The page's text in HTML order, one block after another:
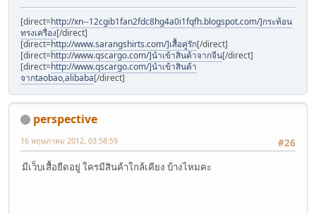
[direct=http://xn--12cgib1fan2fdc8hg4a0i1fqfh.blogspot.com/]กระท้อน
ทรงเครื่อง[/direct]
[direct=http://www.sarangshirts.com/]เสื้อคู่รัก[/direct]
[direct=http://www.qscargo.com/]นำเข้าสินค้าจากจีน[/direct]
[direct=http://www.qscargo.com/]นำเข้าสินค้า
จากtaobao,alibaba[/direct]
perspective
#26
16 พฤษภาคม 2012, 03:58:59
มีเว็บเสื้อยืดอยู่ ใครมีสินค้าใกล้เคียง บ้างไหมคะ